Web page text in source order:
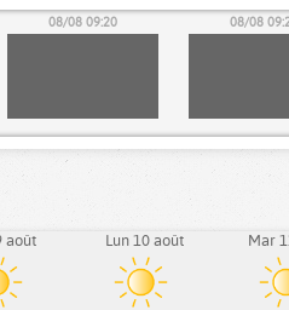
08/08 09:20 08/08
août Lun 10 août Mar